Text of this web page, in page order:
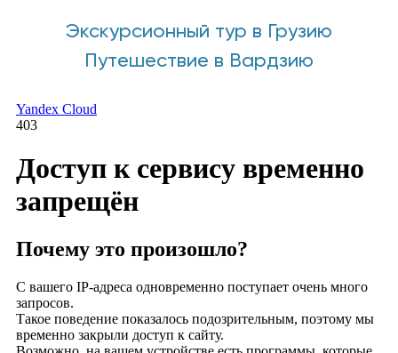
Экскурсионный тур в Грузию
Путешествие в Вардзию